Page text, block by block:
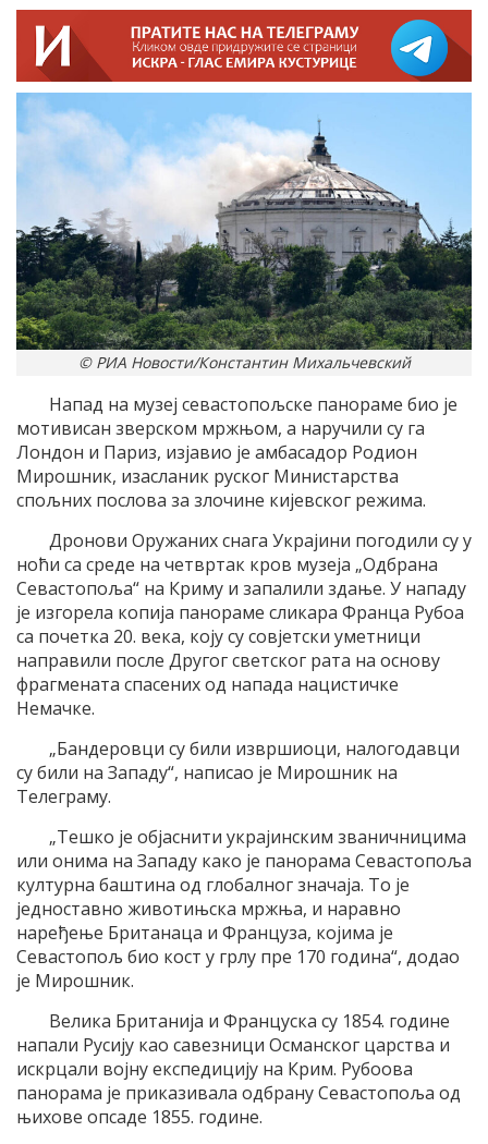
© РИА Новости/Константин Михальчевский
Напад на музеј севастопољске панораме био је
мотивисан зверском мржњом, а наручили су га
Лондон и Париз, изјавио је амбасадор Родион
Мирошник, изасланик руског Министарства
спољних послова за злочине кијевског режима.
Дронови Оружаних снага Украјини погодили су у
ноћи са среде на четвртак кров музеја „Одбрана
Севастопоља“ на Криму и запалили здање. У нападу
је изгорела копија панораме сликара Франца Рубоа
са почетка 20. века, коју су совјетски уметници
направили после Другог светског рата на основу
фрагмената спасених од напада нацистичке
Немачке.
„Бандеровци су били извршиоци, налогодавци
су били на Западу“, написао је Мирошник на
Телеграму.
„Тешко је објаснити украјинским званичницима
или онима на Западу како је панорама Севастопоља
културна баштина од глобалног значаја. То је
једноставно животињска мржња, и наравно
наређење Британаца и Француза, којима је
Севастопољ био кост у грлу пре 170 година“, додао
је Мирошник.
Велика Британија и Француска су 1854. године
напали Русију као савезници Османског царства и
искрцали војну експедицију на Крим. Рубоова
панорама је приказивала одбрану Севастопоља од
њихове опсаде 1855. године.